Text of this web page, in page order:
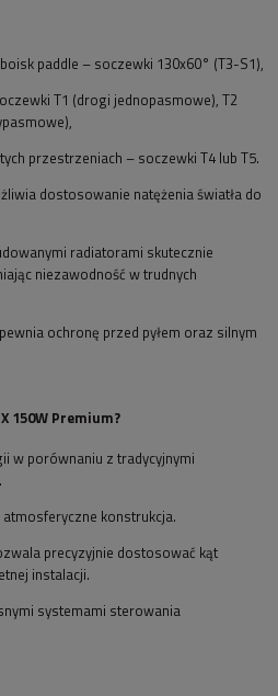
paddle – soczewki 130x60° (T3-S1),
T1 (drogi jednopasmowe), T2
przestrzeniach – soczewki T4 lub T5.
dostosowanie natężenia światła do
radiatorami skutecznie
niezawodność w trudnych
ochronę przed pyłem oraz silnym
150W Premium?
w porównaniu z tradycyjnymi
konstrukcja.
precyzyjnie dostosować kąt
instalacji.
systemami sterowania